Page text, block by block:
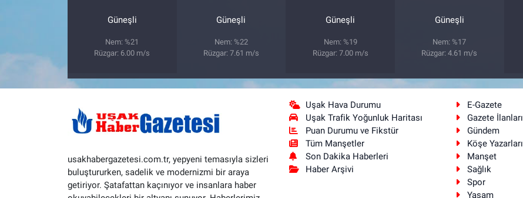
Güneşli
Nem: %21
Rüzgar: 6.00 m/s
Güneşli
Nem: %22
Rüzgar: 7.61 m/s
Güneşli
Nem: %19
Rüzgar: 7.00 m/s
Güneşli
Nem: %17
Rüzgar: 4.61 m/s
usakhabergazetesi.com.tr, yepyeni temasıyla sizleri
buluştururken, sadelik ve modernizmi bir araya
getiriyor. Şatafattan kaçınıyor ve insanlara haber
Uşak Hava Durumu
Uşak Trafik Yoğunluk Haritası
Puan Durumu ve Fikstür
Tüm Manşetler
Son Dakika Haberleri
Haber Arşivi
E-Gazete
Gazete İlanları
Gündem
Köşe Yazarları
Manşet
Sağlık
Spor
Yaşam